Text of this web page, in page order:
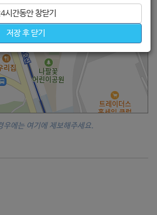
시간동안 창닫기
저장 후 닫기
우에는 여기에 제보해주세요.